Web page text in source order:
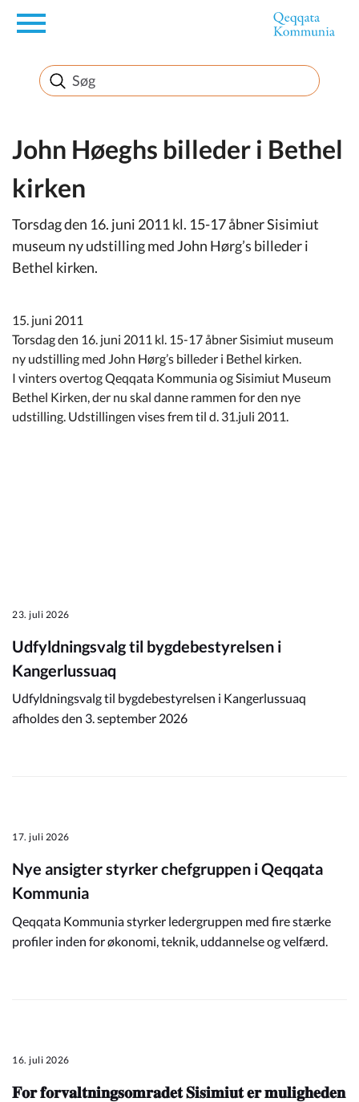
en
Borger
Erhverv
Politik
Turisme
Selvbetjening
Kommuneplan
Om Kommunen
John Høeghs billeder i Bethel
kirken
Torsdag den 16. juni 2011 kl. 15-17 åbner Sisimiut
museum ny udstilling med John Hørg’s billeder i
Bethel kirken.
15. juni 2011
Torsdag den 16. juni 2011 kl. 15-17 åbner Sisimiut museum
ny udstilling med John Hørg’s billeder i Bethel kirken.
I vinters overtog Qeqqata Kommunia og Sisimiut Museum
Bethel Kirken, der nu skal danne rammen for den nye
udstilling. Udstillingen vises frem til d. 31.juli 2011.
23. juli 2026
Udfyldningsvalg til bygdebestyrelsen i
Kangerlussuaq
Udfyldningsvalg til bygdebestyrelsen i Kangerlussuaq
afholdes den 3. september 2026
17. juli 2026
Nye ansigter styrker chefgruppen i Qeqqata
Kommunia
Qeqqata Kommunia styrker ledergruppen med fire stærke
profiler inden for økonomi, teknik, uddannelse og velfærd.
16. juli 2026
𝐅𝐨𝐫 𝐟𝐨𝐫𝐯𝐚𝐥𝐭𝐧𝐢𝐧𝐠𝐬𝐨𝐦𝐫𝐚𝐝𝐞𝐭 𝐒𝐢𝐬𝐢𝐦𝐢𝐮𝐭 𝐞𝐫 𝐦𝐮𝐥𝐢𝐠𝐡𝐞𝐝𝐞𝐧